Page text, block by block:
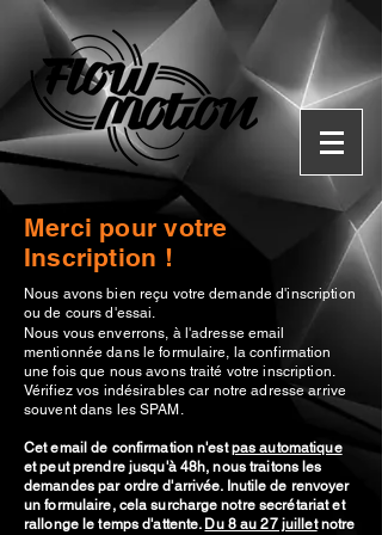
Merci pour votre
Inscription !
​Nous avons bien reçu votre demande d'inscription
ou de cours d'essai.
Nous vous enverrons, à l'adresse email
mentionnée dans le formulaire, la confirmation
une fois que nous avons traité votre inscription.
Vérifiez vos indésirables car notre adresse arrive
souvent dans les SPAM.
Cet email de confirmation n'estpas automatique
et peut prendre jusqu'à 48h, nous traitons les
demandes par ordre d'arrivée. Inutile de renvoyer
un formulaire, celasurcharge notre secrétariat et
rallonge le temps d'attente. Du 8 au 27 juilletnotre